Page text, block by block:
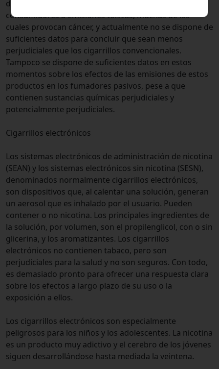
de fumar. Sin embargo, los PTC exponen a los
consumidores a emisiones tóxicas, muchas de las
cuales provocan cáncer, y actualmente no se dispone de
suficientes datos para concluir que sean menos
perjudiciales que los cigarrillos convencionales.
Tampoco se dispone de suficientes datos en estos
momentos sobre los efectos de las emisiones de estos
productos en los fumadores pasivos, pese a que
contienen sustancias químicas perjudiciales y
potencialmente perjudiciales.
Cigarrillos electrónicos
Los sistemas electrónicos de administración de nicotina
(SEAN) y los sistemas electrónicos sin nicotina (SESN),
denominados normalmente cigarrillos electrónicos,
son dispositivos que, al calentar una solución, generan
un aerosol que es inhalado por el usuario. Pueden
contener o no nicotina. Los principales ingredientes de
la solución, por volumen, son el propilenglicol, con o sin
glicerina, y los aromatizantes. Los cigarrillos
electrónicos no contienen tabaco, pero son
perjudiciales para la salud y no son seguros. Con todo,
es demasiado pronto para ofrecer una respuesta clara
sobre los efectos a largo plazo de su uso o la
exposición a ellos.
Los cigarrillos electrónicos son especialmente
peligrosos para los niños y los adolescentes. La nicotina
es un producto muy adictivo y el cerebro de los jóvenes
siguen desarrollándose hasta mediada la veintena.